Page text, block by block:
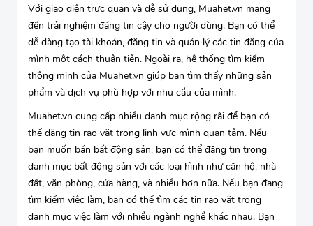
Với giao diện trực quan và dễ sử dụng, Muahet.vn mang
đến trải nghiệm đáng tin cậy cho người dùng. Bạn có thể
dễ dàng tạo tài khoản, đăng tin và quản lý các tin đăng của
mình một cách thuận tiện. Ngoài ra, hệ thống tìm kiếm
thông minh của Muahet.vn giúp bạn tìm thấy những sản
phẩm và dịch vụ phù hợp với nhu cầu của mình.
Muahet.vn cung cấp nhiều danh mục rộng rãi để bạn có
thể đăng tin rao vặt trong lĩnh vực mình quan tâm. Nếu
bạn muốn bán bất động sản, bạn có thể đăng tin trong
danh mục bất động sản với các loại hình như căn hộ, nhà
đất, văn phòng, cửa hàng, và nhiều hơn nữa. Nếu bạn đang
tìm kiếm việc làm, bạn có thể tìm các tin rao vặt trong
danh mục việc làm với nhiều ngành nghề khác nhau. Bạn